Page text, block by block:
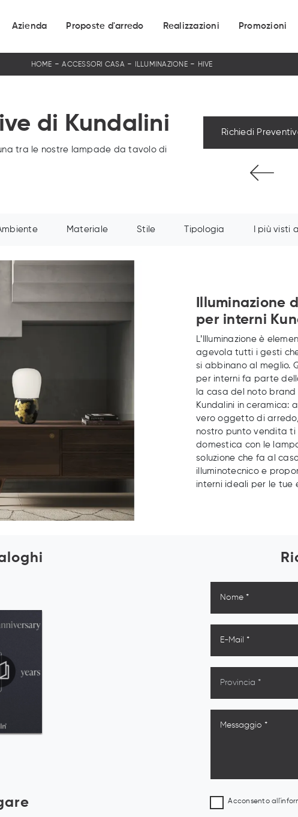
Azienda Proposte d'arredo Realizzazioni Promozioni
HOME -ACCESSORI CASA- ILLUMINAZIONE - HIVE
di Kundalini
tra le nostre lampade da tavolo di
Richiedi
Materiale Stile Tipologia I più visti
Illuminazione
per interni
L’Illuminazione è
agevola tutti i gesti
si abbinano al meglio.
per interni fa parte
la casa del noto
Kundalini in ceramica:
vero oggetto di
nostro punto vendita ti
domestica con le
soluzione che fa al
illuminotecnico e
interni ideali per le tue
Acconsento